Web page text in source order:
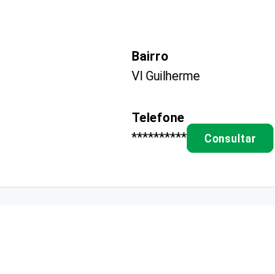
Bairro
Vl Guilherme
Telefone
**********
Consultar